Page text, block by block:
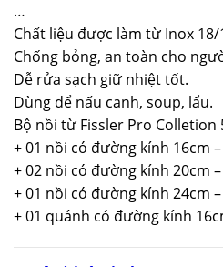
…
Chất liệu được làm từ Inox 18/
Chống bỏng, an toàn cho
Dễ rửa sạch giữ nhiệt tốt.
Dùng để nấu canh, soup, lẩu.
Bộ nồi từ Fissler Pro Colletion
+ 01 nồi có đường kính 16cm
+ 02 nồi có đường kính 20cm
+ 01 nồi có đường kính 24cm
+ 01 quánh có đường kính